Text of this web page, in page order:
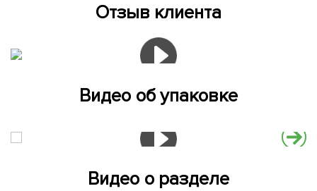
Отзыв клиента
Видео об упаковке
Видео о разделе